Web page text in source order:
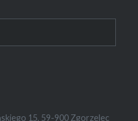
15, 59-900 Zgorzelec